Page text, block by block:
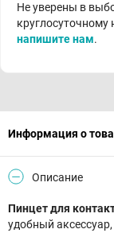
Не уверены в
круглосуточному
напишите нам.
Информация о
Описание
Пинцет для
удобный